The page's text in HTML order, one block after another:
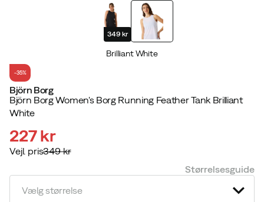
349 kr
Brilliant White
-35%
Björn Borg
Björn Borg Women's Borg Running Feather Tank Brilliant
White
discounted
price
227 kr
original
price
Vejl. pris349 kr
Størrelsesguide
Vælg størrelse